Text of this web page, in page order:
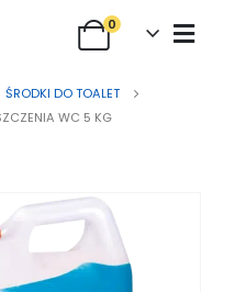
0
ŚRODKI DO TOALET
WC 5 KG